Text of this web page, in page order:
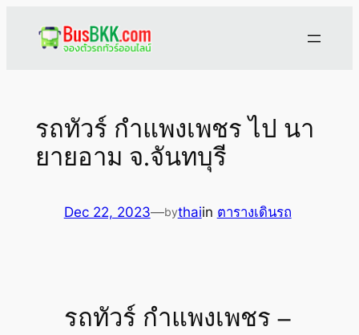
รถทัวร์ กำแพงเพชร ไป นา
ยายอาม จ.จันทบุรี
Dec 22, 2023—bythaiin ตารางเดินรถ
รถทัวร์ กำแพงเพชร –